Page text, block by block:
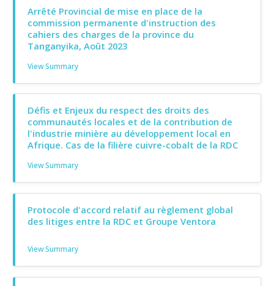
Arrêté Provincial de mise en place de la
commission permanente d'instruction des
cahiers des charges de la province du
Tanganyika, Août 2023
View Summary
Défis et Enjeux du respect des droits des
communautés locales et de la contribution de
l'industrie minière au développement local en
Afrique. Cas de la filière cuivre-cobalt de la RDC
View Summary
Protocole d'accord relatif au règlement global
des litiges entre la RDC et Groupe Ventora
View Summary